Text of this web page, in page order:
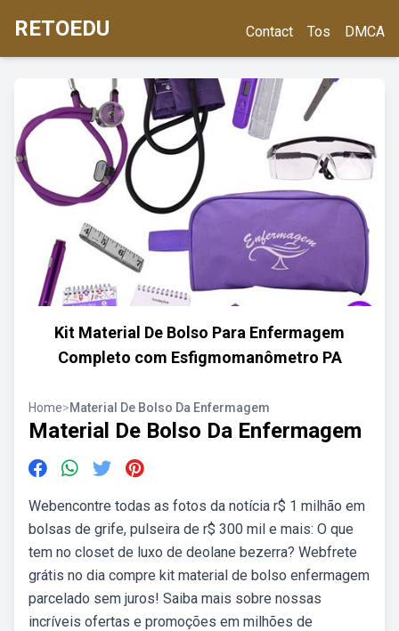
RETOEDU Contact Tos DMCA
Kit Material De Bolso Para Enfermagem
Completo com Esfigmomanômetro PA
Home>Material De Bolso Da Enfermagem
Material De Bolso Da Enfermagem
Webencontre todas as fotos da notícia r$ 1 milhão em
bolsas de grife, pulseira de r$ 300 mil e mais: O que
tem no closet de luxo de deolane bezerra? Webfrete
grátis no dia compre kit material de bolso enfermagem
parcelado sem juros! Saiba mais sobre nossas
incríveis ofertas e promoções em milhões de